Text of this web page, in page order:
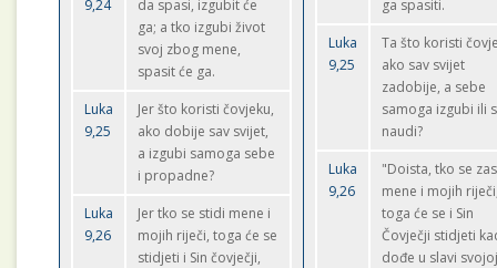
9,24
da spasi, izgubit će
ga; a tko izgubi život
svoj zbog mene,
spasit će ga.
Luka
9,25
Jer što koristi čovjeku,
ako dobije sav svijet,
a izgubi samoga sebe
i propadne?
Luka
9,26
Jer tko se stidi mene i
mojih riječi, toga će se
stidjeti i Sin čovječji,
ga spasiti.
Luka
9,25
Ta što koristi
ako sav svijet
zadobije, a sebe
samoga izgubi ili
naudi?
Luka
9,26
"Doista, tko se
mene i mojih
toga će se i Sin
Čovječji stidjeti
dođe u slavi